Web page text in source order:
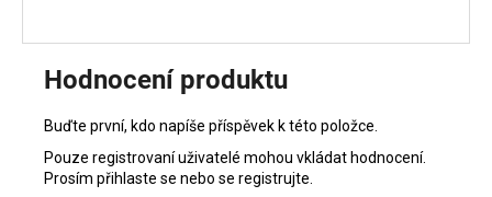
Hodnocení produktu
Buďte první, kdo napíše příspěvek k této položce.
Pouze registrovaní uživatelé mohou vkládat hodnocení.
Prosím přihlaste se nebo se registrujte